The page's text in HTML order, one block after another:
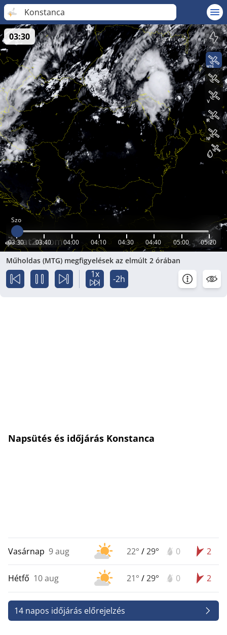
Konstanca
Szo
03:30 03:40 04:00 04:10 04:30 04:40 05:00 05:20
03:30
Műholdas (MTG) megfigyelések az elmúlt 2 órában
1x -2h
Napsütés és időjárás Konstanca
Vasárnap 9 aug 22° /29° 0 2
Hétfő 10 aug 21° /29° 0 2
14 napos időjárás előrejelzés